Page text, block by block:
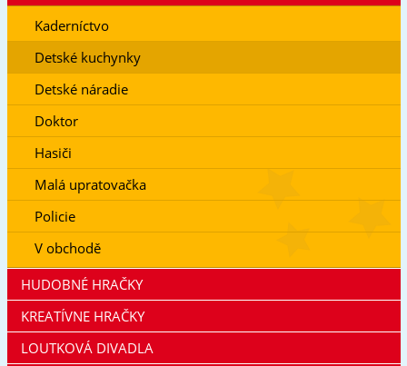
Kaderníctvo
Detské kuchynky
Detské náradie
Doktor
Hasiči
Malá upratovačka
Policie
V obchodě
HUDOBNÉ HRAČKY
KREATÍVNE HRAČKY
LOUTKOVÁ DIVADLA